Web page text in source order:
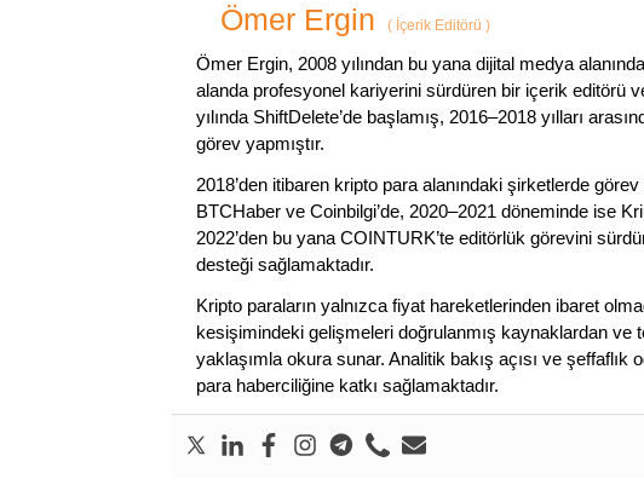
Ömer Ergin ( İçerik Editörü )
Ömer Ergin, 2008 yılından bu yana dijital medya
alanda profesyonel kariyerini sürdüren bir içerik editörü
yılında ShiftDelete’de başlamış, 2016–2018 yılları
görev yapmıştır.
2018’den itibaren kripto para alanındaki şirketlerde
BTCHaber ve Coinbilgi’de, 2020–2021 döneminde ise
2022’den bu yana COINTURK’te editörlük görevini
desteği sağlamaktadır.
Kripto paraların yalnızca fiyat hareketlerinden ibaret
kesişimindeki gelişmeleri doğrulanmış kaynaklardan ve
yaklaşımla okura sunar. Analitik bakış açısı ve şeffaflık
para haberciliğine katkı sağlamaktadır.